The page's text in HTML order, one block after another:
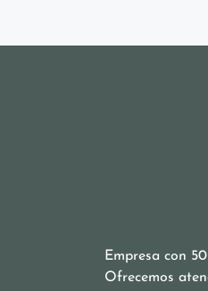
Empresa con
Ofrecemos